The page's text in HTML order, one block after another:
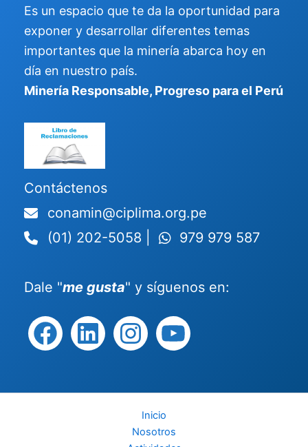
Es un espacio que te da la oportunidad para
exponer y desarrollar diferentes temas
importantes que la minería abarca hoy en
día en nuestro país.
Minería Responsable, Progreso para el Perú
Contáctenos
conamin@ciplima.org.pe
(01) 202-5058 |
979 979 587
Dale "me gusta" y síguenos en:
FacebookLinkedIn
Inicio
Nosotros